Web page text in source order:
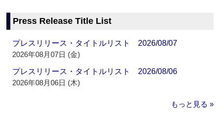
Press Release Title List
プレスリリース・タイトルリスト 2026/08/07
2026年08月07日 (金)
プレスリリース・タイトルリスト 2026/08/06
2026年08月06日 (木)
もっと見る »